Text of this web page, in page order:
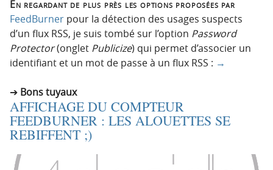
En regardant de plus près les options proposées par
FeedBurner pour la détection des usages suspects
d’un flux RSS, je suis tombé sur l’option Password
Protector(onglet Publicize) qui permet d’associer un
identifiant et un mot de passe à un flux RSS : →
Bons tuyaux
AFFICHAGE DU COMPTEUR
FEEDBURNER : LES ALOUETTES SE
REBIFFENT ;)